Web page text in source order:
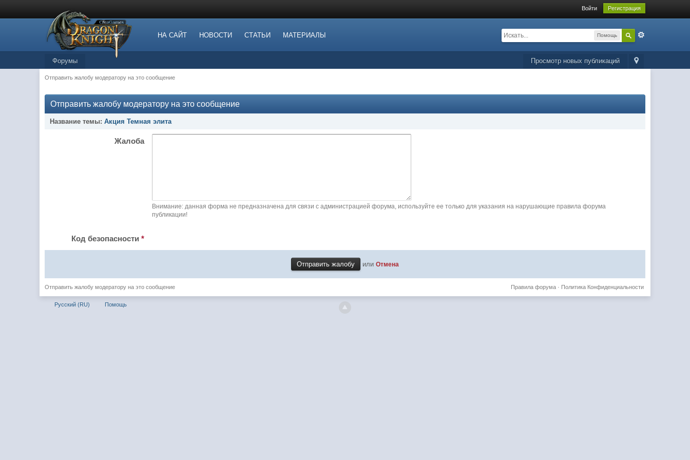
Войти Регистрация
НА САЙТ НОВОСТИ СТАТЬИ МАТЕРИАЛЫ Помощь
Просмотр новых публикаций
Форумы
Отправить жалобу модератору на это сообщение
Отправить жалобу модератору на это сообщение
Название темы:Акция Темная элита
Жалоба
Внимание: данная форма не предназначена для связи с администрацией форума, используйте ее только для указания на нарушающие правила форума
публикации!
Код безопасности*
или Отмена
Отправить жалобу модератору на это сообщение Политика Конфиденциальности
Правила форума·
Русский (RU) Помощь